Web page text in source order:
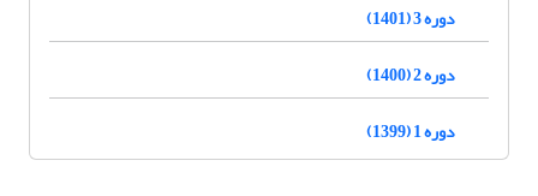
دوره 3 (1401)
دوره 2 (1400)
دوره 1 (1399)